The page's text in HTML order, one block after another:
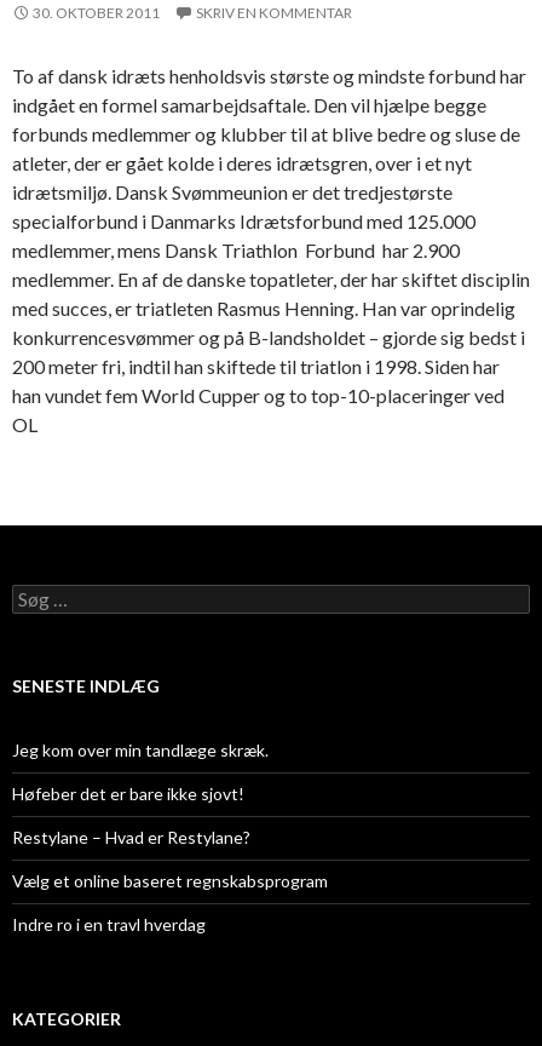
30. OKTOBER 2011 SKRIV EN KOMMENTAR
To af dansk idræts henholdsvis største og mindste forbund har
indgået en formel samarbejdsaftale. Den vil hjælpe begge
forbunds medlemmer og klubber til at blive bedre og sluse de
atleter, der er gået kolde i deres idrætsgren, over i et nyt
idrætsmiljø. Dansk Svømmeunion er det tredjestørste
specialforbund i Danmarks Idrætsforbund med 125.000
medlemmer, mens Dansk Triathlon Forbund har 2.900
medlemmer. En af de danske topatleter, der har skiftet disciplin
med succes, er triatleten Rasmus Henning. Han var oprindelig
konkurrencesvømmer og på B-landsholdet – gjorde sig bedst i
200 meter fri, indtil han skiftede til triatlon i 1998. Siden har
han vundet fem World Cupper og to top-10-placeringer ved
OL
Søg efter:
SENESTE INDLÆG
Jeg kom over min tandlæge skræk.
Høfeber det er bare ikke sjovt!
Restylane – Hvad er Restylane?
Vælg et online baseret regnskabsprogram
Indre ro i en travl hverdag
KATEGORIER